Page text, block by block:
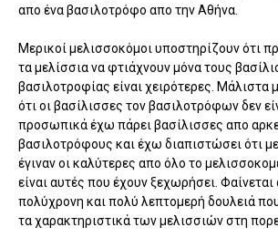
απο ένα βασιλοτρόφο απο την Αθήνα.
Μερικοί μελισσοκόμοι υποστηρίζουν ότι
τα μελίσσια να φτιάχνουν μόνα τους
βασιλοτροφίας είναι χειρότερες. Μάλιστα
ότι οι βασίλισσες τον βασιλοτρόφων δεν
προσωπικά έχω πάρει βασίλισσες απο
βασιλοτρόφους και έχω διαπιστώσει ότι
έγιναν οι καλύτερες απο όλο το
είναι αυτές που έχουν ξεχωρήσει.
πολύχρονη και πολύ λεπτομερή δουλειά
τα χαρακτηριστικά των μελισσιών στη